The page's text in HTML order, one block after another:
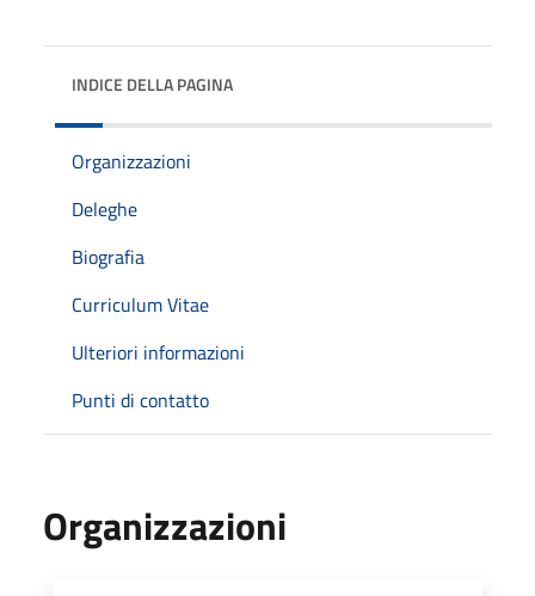
INDICE DELLA PAGINA
Organizzazioni
Deleghe
Biografia
Curriculum Vitae
Ulteriori informazioni
Punti di contatto
Organizzazioni